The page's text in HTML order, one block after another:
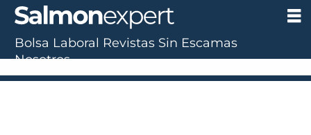
Bolsa Laboral Revistas Sin Escamas
Nosotros